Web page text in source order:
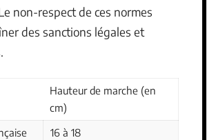
non-respect de ces normes
des sanctions légales et
Hauteur de marche (en
cm)
16 à 18